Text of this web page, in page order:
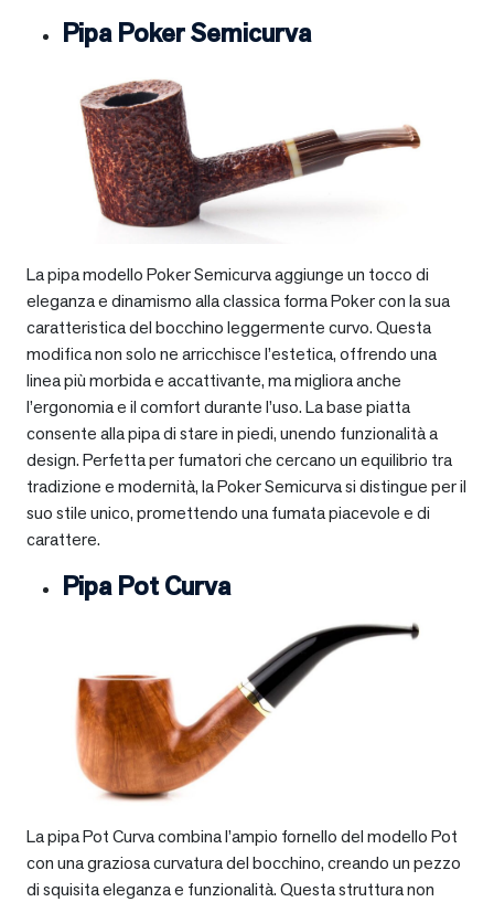
Pipa Poker Semicurva
La pipa modello Poker Semicurva aggiunge un tocco di
eleganza e dinamismo alla classica forma Poker con la sua
caratteristica del bocchino leggermente curvo. Questa
modifica non solo ne arricchisce l’estetica, offrendo una
linea più morbida e accattivante, ma migliora anche
l’ergonomia e il comfort durante l’uso. La base piatta
consente alla pipa di stare in piedi, unendo funzionalità a
design. Perfetta per fumatori che cercano un equilibrio tra
tradizione e modernità, la Poker Semicurva si distingue per il
suo stile unico, promettendo una fumata piacevole e di
carattere.
Pipa Pot Curva
La pipa Pot Curva combina l’ampio fornello del modello Pot
con una graziosa curvatura del bocchino, creando un pezzo
di squisita eleganza e funzionalità. Questa struttura non